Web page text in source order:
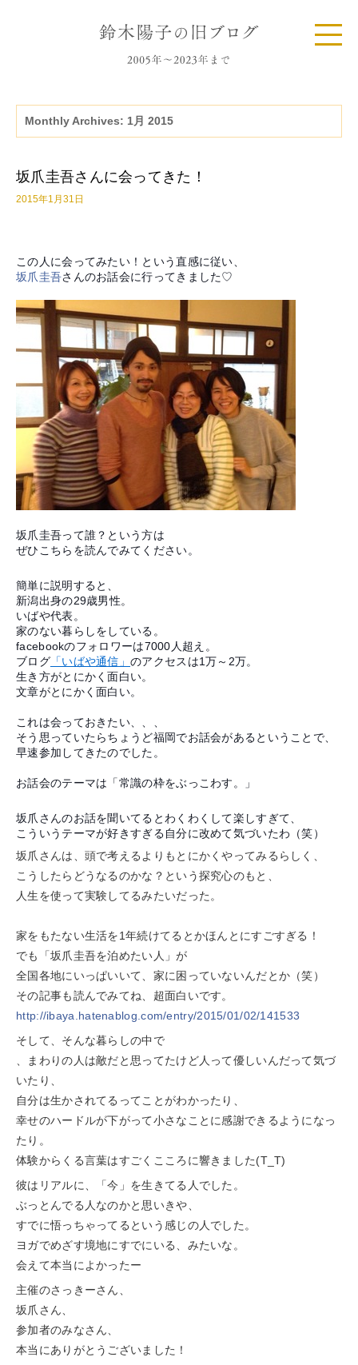
Monthly Archives: 1月 2015
坂爪圭吾さんに会ってきた！
2015年1月31日
この人に会ってみたい！という直感に従い、
坂爪圭吾さんのお話会に行ってきました♡
坂爪圭吾って誰？という方は
ぜひこちらを読んでみてください。
簡単に説明すると、
新潟出身の29歳男性。
いばや代表。
家のない暮らしをしている。
facebookのフォロワーは7000人超え。
ブログ「いばや通信」のアクセスは1万～2万。
生き方がとにかく面白い。
文章がとにかく面白い。
これは会っておきたい、、、
そう思っていたらちょうど福岡でお話会があるということで、
早速参加してきたのでした。
お話会のテーマは「常識の枠をぶっこわす。」
坂爪さんのお話を聞いてるとわくわくして楽しすぎて、
こういうテーマが好きすぎる自分に改めて気づいたわ（笑）
坂爪さんは、頭で考えるよりもとにかくやってみるらしく、
こうしたらどうなるのかな？という探究心のもと、
人生を使って実験してるみたいだった。
家をもたない生活を1年続けてるとかほんとにすごすぎる！
でも「坂爪圭吾を泊めたい人」が
全国各地にいっぱいいて、家に困っていないんだとか（笑）
その記事も読んでみてね、超面白いです。
http://ibaya.hatenablog.com/entry/2015/01/02/141533
そして、そんな暮らしの中で
、まわりの人は敵だと思ってたけど人って優しいんだって気づ
いたり、
自分は生かされてるってことがわかったり、
幸せのハードルが下がって小さなことに感謝できるようになっ
たり。
体験からくる言葉はすごくこころに響きました(T_T)
彼はリアルに、「今」を生きてる人でした。
ぶっとんでる人なのかと思いきや、
すでに悟っちゃってるという感じの人でした。
ヨガでめざす境地にすでにいる、みたいな。
会えて本当によかったー
主催のさっきーさん、
坂爪さん、
参加者のみなさん、
本当にありがとうございました！